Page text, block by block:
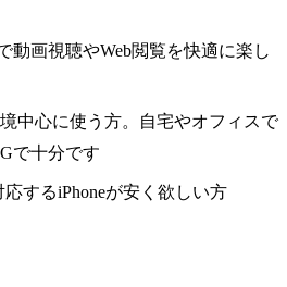
動画視聴やWeb閲覧を快適に楽し
中心に使う方。自宅やオフィスで
で十分です
するiPhoneが安く欲しい方